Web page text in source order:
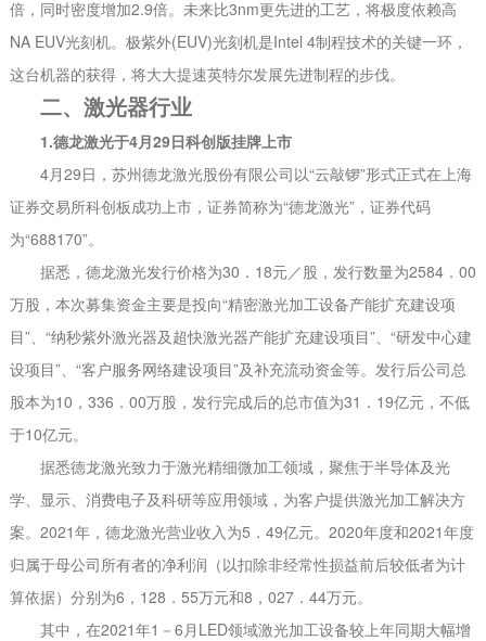
倍，同时密度增加2.9倍。未来比3nm更先进的工艺，将极度依赖高
NA EUV光刻机。极紫外(EUV)光刻机是Intel 4制程技术的关键一环，
这台机器的获得，将大大提速英特尔发展先进制程的步伐。
二、激光器行业
1.德龙激光于4月29日科创版挂牌上市
4月29日，苏州德龙激光股份有限公司以“云敲锣”形式正式在上海
证券交易所科创板成功上市，证券简称为“德龙激光”，证券代码
为“688170”。
据悉，德龙激光发行价格为30．18元／股，发行数量为2584．00
万股，本次募集资金主要是投向“精密激光加工设备产能扩充建设项
目”、“纳秒紫外激光器及超快激光器产能扩充建设项目”、“研发中心建
设项目”、“客户服务网络建设项目”及补充流动资金等。发行后公司总
股本为10，336．00万股，发行完成后的总市值为31．19亿元，不低
于10亿元。
据悉德龙激光致力于激光精细微加工领域，聚焦于半导体及光
学、显示、消费电子及科研等应用领域，为客户提供激光加工解决方
案。2021年，德龙激光营业收入为5．49亿元。2020年度和2021年度
归属于母公司所有者的净利润（以扣除非经常性损益前后较低者为计
算依据）分别为6，128．55万元和8，027．44万元。
其中，在2021年1－6月LED领域激光加工设备较上年同期大幅增